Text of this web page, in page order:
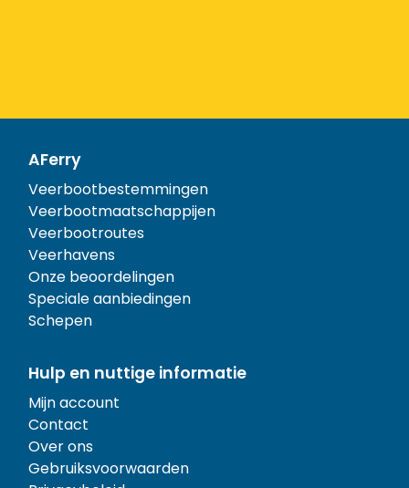
AFerry
Veerbootbestemmingen
Veerbootmaatschappijen
Veerbootroutes
Veerhavens
Onze beoordelingen
Speciale aanbiedingen
Schepen
Hulp en nuttige informatie
Mijn account
Contact
Over ons
Gebruiksvoorwaarden